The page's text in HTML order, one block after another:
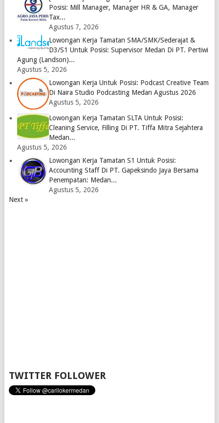
Posisi: Mill Manager, Manager HR & GA, Manager
Tax...
Agustus 7, 2026
Lowongan Kerja Tamatan SMA/SMK/Sederajat &
D3/S1 Untuk Posisi: Supervisor Medan Di PT. Pertiwi
Agung (Landson)...
Agustus 5, 2026
Lowongan Kerja Untuk Posisi: Podcast Creative Team
Di Naira Studio Podcasting Medan Agustus 2026
Agustus 5, 2026
Lowongan Kerja Tamatan SLTA Untuk Posisi:
Cleaning Service, Filling Di PT. Tiffa Mitra Sejahtera
Medan...
Agustus 5, 2026
Lowongan Kerja Tamatan S1 Untuk Posisi:
Accounting Staff Di PT. Gapeksindo Jaya Bersama
Penempatan: Medan...
Agustus 5, 2026
Next »
TWITTER FOLLOWER